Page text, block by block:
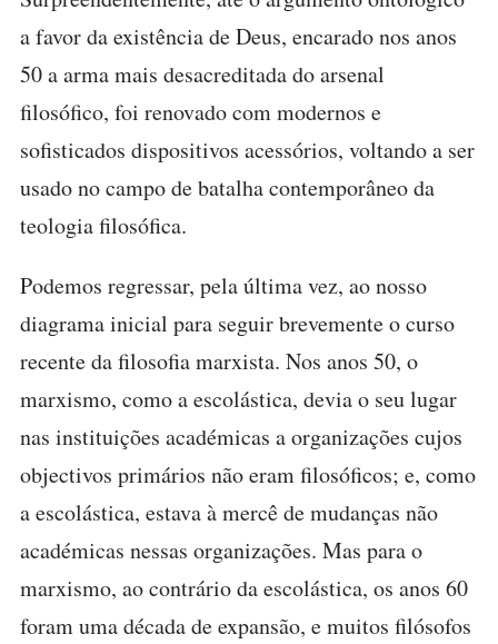
a favor da existência de Deus, encarado nos anos
50 a arma mais desacreditada do arsenal
filosófico, foi renovado com modernos e
sofisticados dispositivos acessórios, voltando a ser
usado no campo de batalha contemporâneo da
teologia filosófica.
Podemos regressar, pela última vez, ao nosso
diagrama inicial para seguir brevemente o curso
recente da filosofia marxista. Nos anos 50, o
marxismo, como a escolástica, devia o seu lugar
nas instituições académicas a organizações cujos
objectivos primários não eram filosóficos; e, como
a escolástica, estava à mercê de mudanças não
académicas nessas organizações. Mas para o
marxismo, ao contrário da escolástica, os anos 60
foram uma década de expansão, e muitos filósofos